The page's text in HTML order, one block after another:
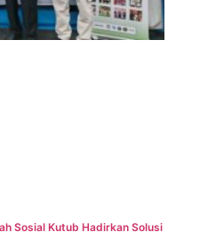
Sosial Kutub Hadirkan Solusi